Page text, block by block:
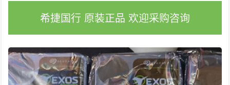
希捷国行 原装正品 欢迎采购咨询